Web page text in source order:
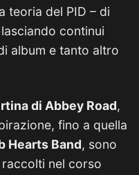
teoria del PID – di
continui
album e tanto altro
di Abbey Road,
fino a quella
Hearts Band, sono
nel corso